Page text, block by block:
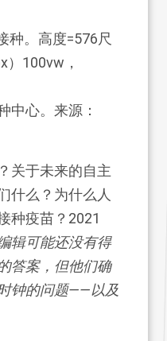
中心。来源：
关于未来的自主
什么？为什么人
种疫苗？2021
辑可能还没有得
答案，但他们确
钟的问题——以及